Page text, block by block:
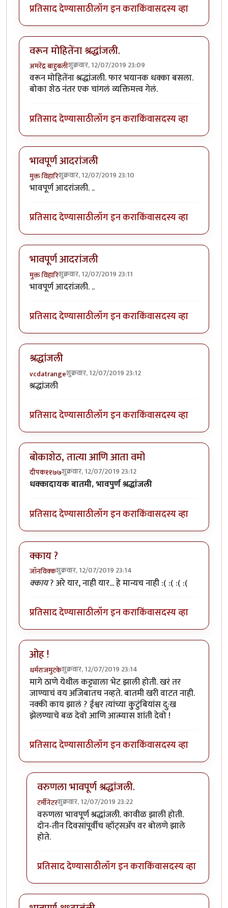
प्रतिसाद देण्यासाठीलॉग इन कराकिंवासदस्य व्हा
वरून मोहितेंना श्रद्धांजली.
अमरेंद्र बाहुबलीशुक्रवार, 12/07/2019 23:09
वरून मोहितेंना श्रद्धांजली. फार भयानक धक्का बसला.
बोका शेठ नंतर एक चांगलं व्यक्तिमत्त्व गेलं.
प्रतिसाद देण्यासाठीलॉग इन कराकिंवासदस्य व्हा
भावपूर्ण आदरांजली
मुक्त विहारिशुक्रवार, 12/07/2019 23:10
भावपूर्ण आदरांजली. ..
प्रतिसाद देण्यासाठीलॉग इन कराकिंवासदस्य व्हा
भावपूर्ण आदरांजली
मुक्त विहारिशुक्रवार, 12/07/2019 23:11
भावपूर्ण आदरांजली. ..
प्रतिसाद देण्यासाठीलॉग इन कराकिंवासदस्य व्हा
श्रद्धांजली
vcdatrangeशुक्रवार, 12/07/2019 23:12
श्रद्धांजली
प्रतिसाद देण्यासाठीलॉग इन कराकिंवासदस्य व्हा
बोकाशेठ, तात्या आणि आता वमो
दीपक११७७शुक्रवार, 12/07/2019 23:12
धक्कादायक बातमी, भावपुर्ण श्रद्धांजली
प्रतिसाद देण्यासाठीलॉग इन कराकिंवासदस्य व्हा
क्काय ?
जॉनविक्कशुक्रवार, 12/07/2019 23:14
क्काय? अरे यार, नाही यार... हे मान्यच नाही :( :( :( :(
प्रतिसाद देण्यासाठीलॉग इन कराकिंवासदस्य व्हा
ओह !
धर्मराजमुटकेशुक्रवार, 12/07/2019 23:14
मागे ठाणे येथील कट्ट्याला भेट झाली होती. खरं तर
जाण्याचं वय अजिबातच नव्हते. बातमी खरी वाटत नाही.
नक्की काय झालं ? ईश्वर त्यांच्या कु़टुंबियांस दु:ख
झेलण्याचे बळ देवो आणि आत्म्यास शांती देवो !
प्रतिसाद देण्यासाठीलॉग इन कराकिंवासदस्य व्हा
वरुणला भावपूर्ण श्रद्धांजली.
टर्मीनेटरशुक्रवार, 12/07/2019 23:22
In reply toओह !byधर्मराजमुटके
वरुणला भावपूर्ण श्रद्धांजली. कावीळ झाली होती.
दोन-तीन दिवसांपूर्वीच व्हॉट्सॲप वर बोलणे झाले
होते.
प्रतिसाद देण्यासाठीलॉग इन कराकिंवासदस्य व्हा